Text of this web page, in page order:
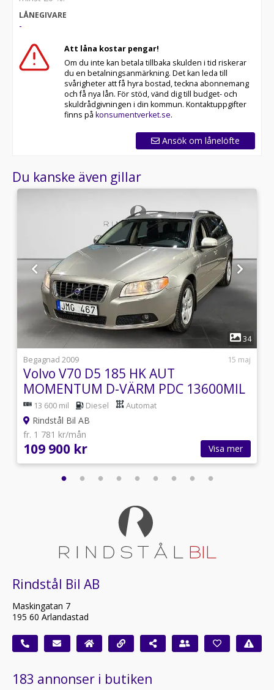
LÅNEGIVARE
-
Att låna kostar pengar!
Om du inte kan betala tillbaka skulden i tid riskerar
du en betalningsanmärkning. Det kan leda till
svårigheter att få hyra bostad, teckna abonnemang
och få nya lån. För stöd, vänd dig till budget- och
skuldrådgivningen i din kommun. Kontaktuppgifter
finns på konsumentverket.se.
Ansök om lånelöfte
Du kanske även gillar
1
34
Begagnad 2009
15 maj
Volvo V70 D5 185 HK AUT
MOMENTUM D-VÄRM PDC 13600MIL
KAMREM BYTT
13 600 mil Diesel Automat
Rindstål Bil AB
fr. 1 781 kr/mån
109 900 kr Visa mer
Rindstål Bil AB
Maskingatan 7
195 60 Arlandastad
183 annonser i butiken